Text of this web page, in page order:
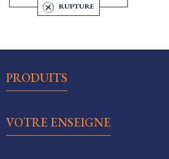
RUPTURE
PRODUITS
VOTRE ENSEIGNE